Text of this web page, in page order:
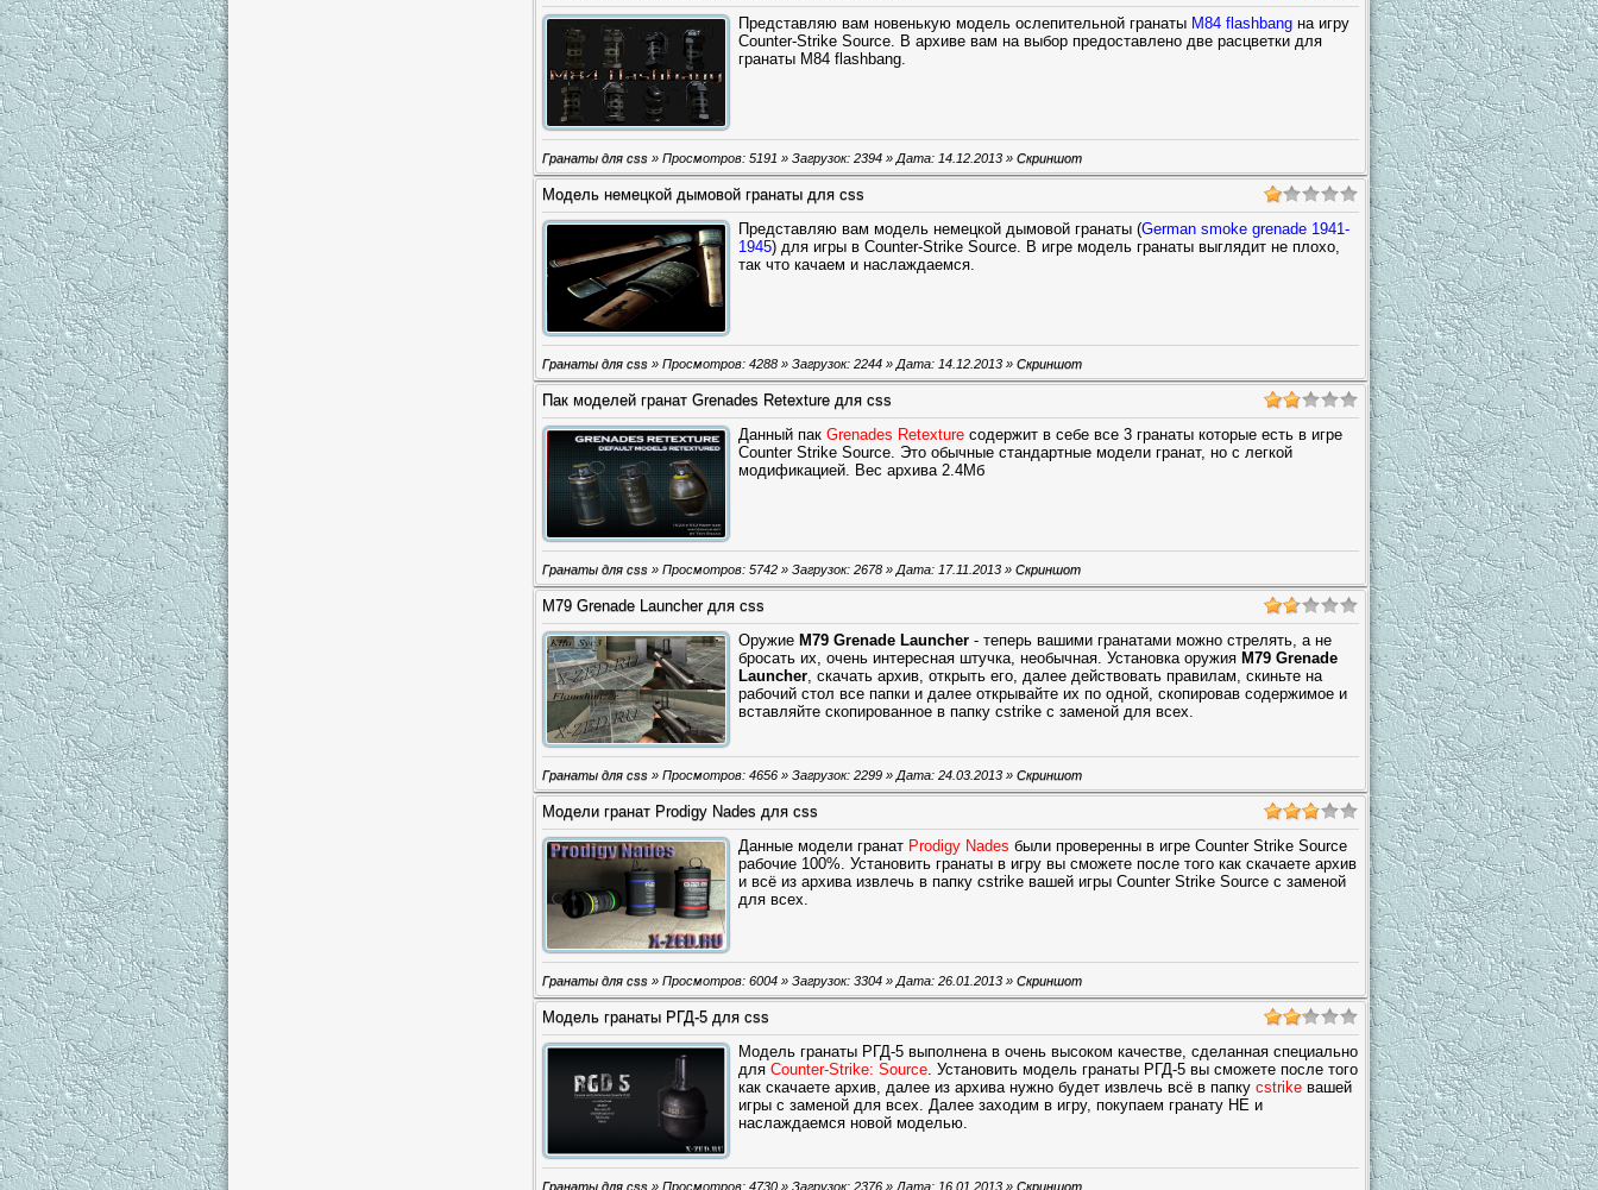
Представляю вам новенькую модель ослепительной гранаты M84 flashbang на игру
Counter-Strike Source. В архиве вам на выбор предоставлено две расцветки для
гранаты M84 flashbang.
Гранаты для css » Просмотров: 5191 » Загрузок: 2394 » Дата: 14.12.2013 » Скриншот
Модель немецкой дымовой гранаты для css
Представляю вам модель немецкой дымовой гранаты (German smoke grenade 1941-
1945) для игры в Counter-Strike Source. В игре модель гранаты выглядит не плохо,
так что качаем и наслаждаемся.
Гранаты для css » Просмотров: 4288 » Загрузок: 2244 » Дата: 14.12.2013 » Скриншот
Пак моделей гранат Grenades Retexture для css
Данный пак Grenades Retexture содержит в себе все 3 гранаты которые есть в игре
Counter Strike Source. Это обычные стандартные модели гранат, но с легкой
модификацией. Вес архива 2.4Мб
Гранаты для css » Просмотров: 5742 » Загрузок: 2678 » Дата: 17.11.2013 » Скриншот
M79 Grenade Launcher для css
Оружие M79 Grenade Launcher - теперь вашими гранатами можно стрелять, а не
бросать их, очень интересная штучка, необычная. Установка оружия M79 Grenade
Launcher, скачать архив, открыть его, далее действовать правилам, скиньте на
рабочий стол все папки и далее открывайте их по одной, скопировав содержимое и
вставляйте скопированное в папку cstrike с заменой для всех.
Гранаты для css » Просмотров: 4656 » Загрузок: 2299 » Дата: 24.03.2013 » Скриншот
Модели гранат Prodigy Nades для css
Данные модели гранат Prodigy Nades были проверенны в игре Counter Strike Source
рабочие 100%. Установить гранаты в игру вы сможете после того как скачаете архив
и всё из архива извлечь в папку cstrike вашей игры Counter Strike Source с заменой
для всех.
Гранаты для css » Просмотров: 6004 » Загрузок: 3304 » Дата: 26.01.2013 » Скриншот
Модель гранаты РГД-5 для css
Модель гранаты РГД-5 выполнена в очень высоком качестве, сделанная специально
для Counter-Strike: Source. Установить модель гранаты РГД-5 вы сможете после того
как скачаете архив, далее из архива нужно будет извлечь всё в папку cstrike вашей
игры с заменой для всех. Далее заходим в игру, покупаем гранату HE и
наслаждаемся новой моделью.
Гранаты для css » Просмотров: 4730 » Загрузок: 2376 » Дата: 16.01.2013 » Скриншот